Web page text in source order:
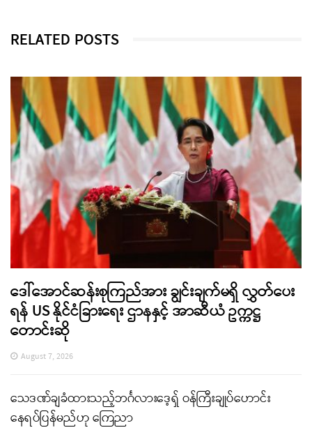
RELATED POSTS
ဒေါ်အောင်ဆန်းစုကြည်အား ချွင်းချက်မရှိ လွှတ်ပေး
ရန် US နိုင်ငံခြားရေး ဌာနနှင့် အာဆီယံ ဥက္ကဋ္ဌ
တောင်းဆို
August 7, 2026
သေဒဏ်ချခံထားသည့်ဘင်္ဂလားဒေ့ရှ် ဝန်ကြီးချုပ်ဟောင်း
နေရပ်ပြန်မည်ဟု ကြေညာ